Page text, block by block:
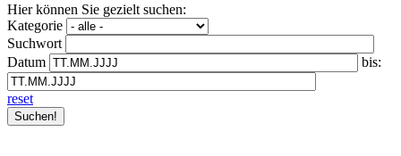
Hier können Sie gezielt suchen:
Kategorie
Suchwort
Datum
bis:
reset